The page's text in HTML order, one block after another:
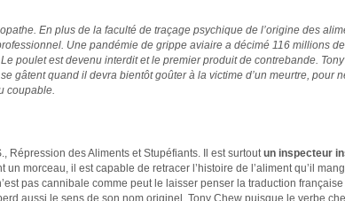
En plus de la faculté de traçage psychique de l’origine des
Une pandémie de grippe aviaire a décimé 116 millions de
poulet est devenu interdit et le premier produit de contrebande.
gâtent quand il devra bientôt goûter à la victime d’un meurtre, pour
coupable.
Répression des Aliments et Stupéfiants. Il est surtoutun inspecteur
un morceau, il est capable de retracer l’histoire de l’aliment qu’il
pas cannibale comme peut le laisser penser la traduction française
aussi le sens de son nom originel, Tony Chew puisque le verbe